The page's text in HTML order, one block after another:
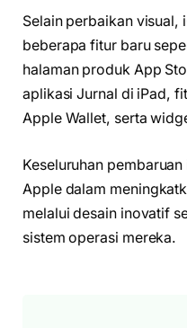
Selain perbaikan visual,
beberapa fitur baru
halaman produk App
aplikasi Jurnal di iPad,
Apple Wallet, serta
Keseluruhan
Apple dalam
melalui desain inovatif
sistem operasi mereka.